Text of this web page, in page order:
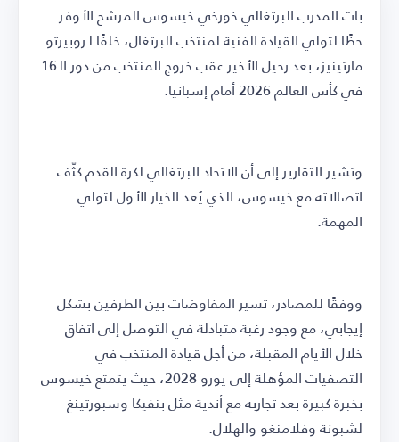
بات المدرب البرتغالي خورخي خيسوس المرشح الأوفر
حظًا لتولي القيادة الفنية لمنتخب البرتغال، خلفًا لـروبيرتو
مارتينيز، بعد رحيل الأخير عقب خروج المنتخب من دور الـ16
في كأس العالم 2026 أمام إسبانيا.
وتشير التقارير إلى أن الاتحاد البرتغالي لكرة القدم كثّف
اتصالاته مع خيسوس، الذي يُعد الخيار الأول لتولي
المهمة.
ووفقًا للمصادر، تسير المفاوضات بين الطرفين بشكل
إيجابي، مع وجود رغبة متبادلة في التوصل إلى اتفاق
خلال الأيام المقبلة، من أجل قيادة المنتخب في
التصفيات المؤهلة إلى يورو 2028، حيث يتمتع خيسوس
بخبرة كبيرة بعد تجاربه مع أندية مثل بنفيكا وسبورتينغ
لشبونة وفلامنغو والهلال.